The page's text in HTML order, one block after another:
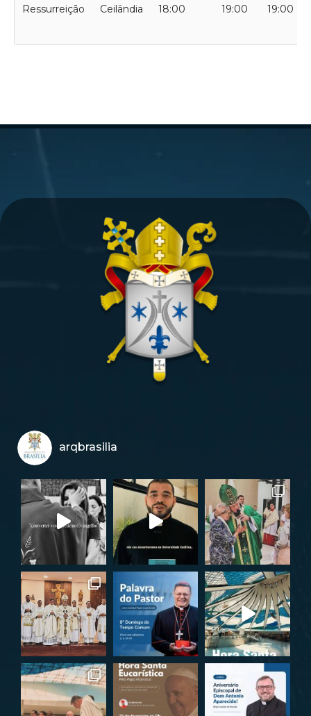
Ressurreição Ceilândia 18:00 19:00 19:00
arqbrasilia